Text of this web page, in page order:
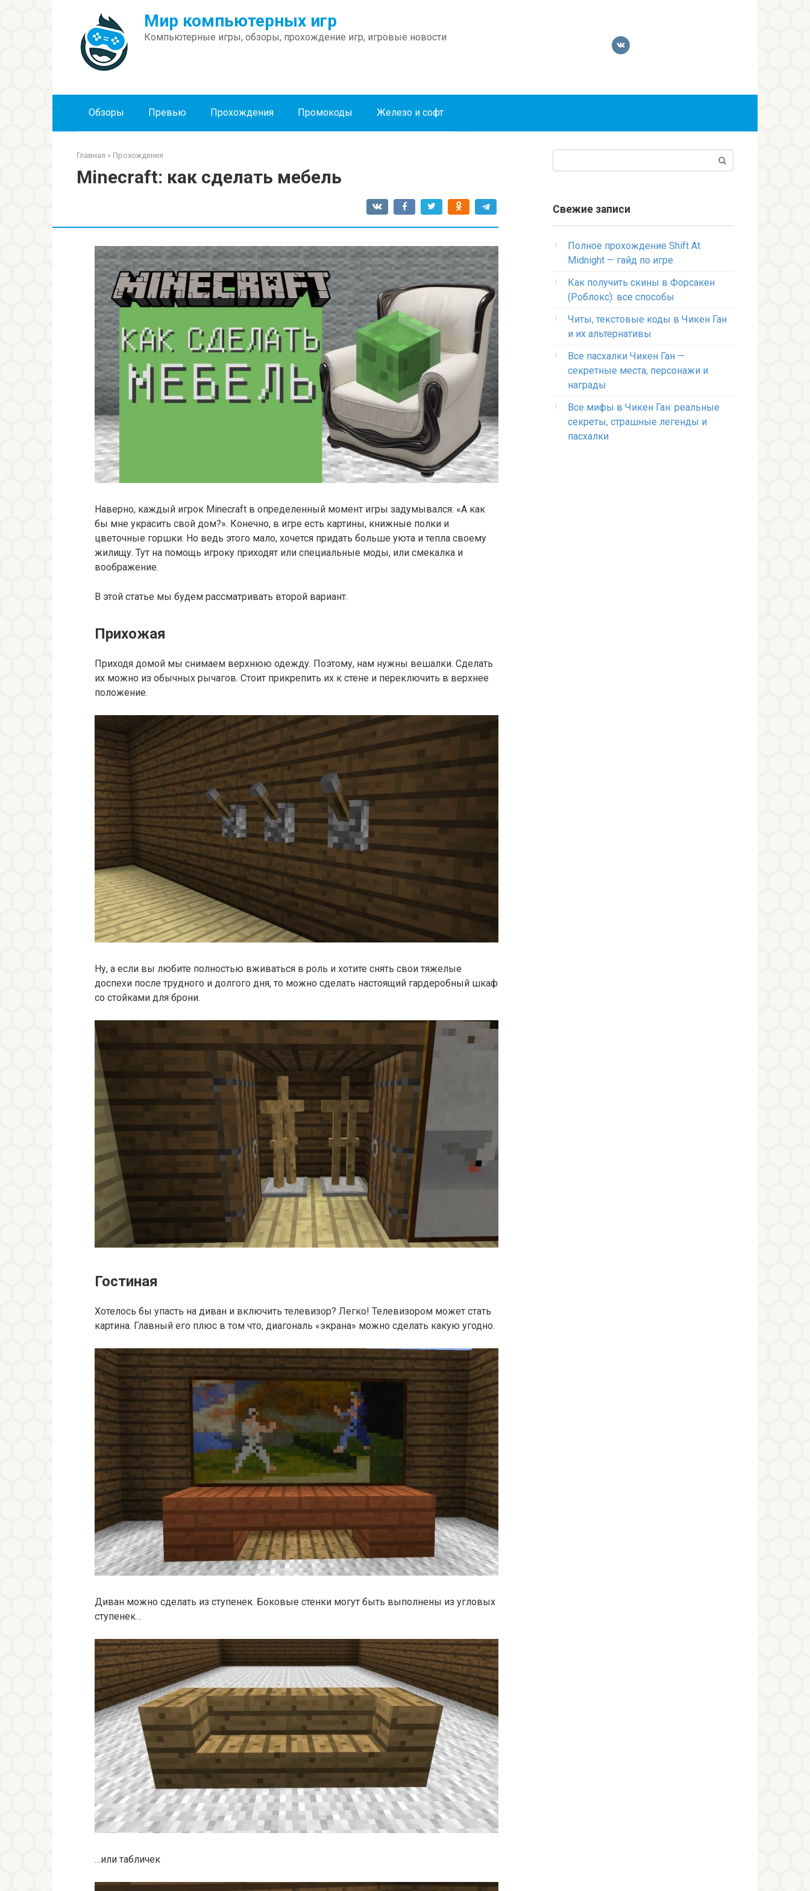
Мир компьютерных игр
Компьютерные игры, обзоры, прохождение игр, игровые новости
Обзоры Превью Прохождения Промокоды Железо и софт
Главная » Прохождения
Minecraft: как сделать мебель
Наверно, каждый игрок Minecraft в определенный момент игры задумывался: «А как
бы мне украсить свой дом?». Конечно, в игре есть картины, книжные полки и
цветочные горшки. Но ведь этого мало, хочется придать больше уюта и тепла своему
жилищу. Тут на помощь игроку приходят или специальные моды, или смекалка и
воображение.
В этой статье мы будем рассматривать второй вариант.
Прихожая
Приходя домой мы снимаем верхнюю одежду. Поэтому, нам нужны вешалки. Сделать
их можно из обычных рычагов. Стоит прикрепить их к стене и переключить в верхнее
положение.
Ну, а если вы любите полностью вживаться в роль и хотите снять свои тяжелые
доспехи после трудного и долгого дня, то можно сделать настоящий гардеробный шкаф
со стойками для брони.
Гостиная
Хотелось бы упасть на диван и включить телевизор? Легко! Телевизором может стать
картина. Главный его плюс в том что, диагональ «экрана» можно сделать какую угодно.
Диван можно сделать из ступенек. Боковые стенки могут быть выполнены из угловых
ступенек…
…или табличек
Свежие записи
Полное прохождение Shift At
Midnight — гайд по игре
Как получить скины в Форсакен
(Роблокс): все способы
Читы, текстовые коды в Чикен Ган
и их альтернативы
Все пасхалки Чикен Ган —
секретные места, персонажи и
награды
Все мифы в Чикен Ган: реальные
секреты, страшные легенды и
пасхалки